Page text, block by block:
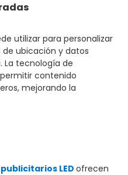
utilizar para personalizar
ubicación y datos
La tecnología de
contenido
mejorando la
LED ofrecen